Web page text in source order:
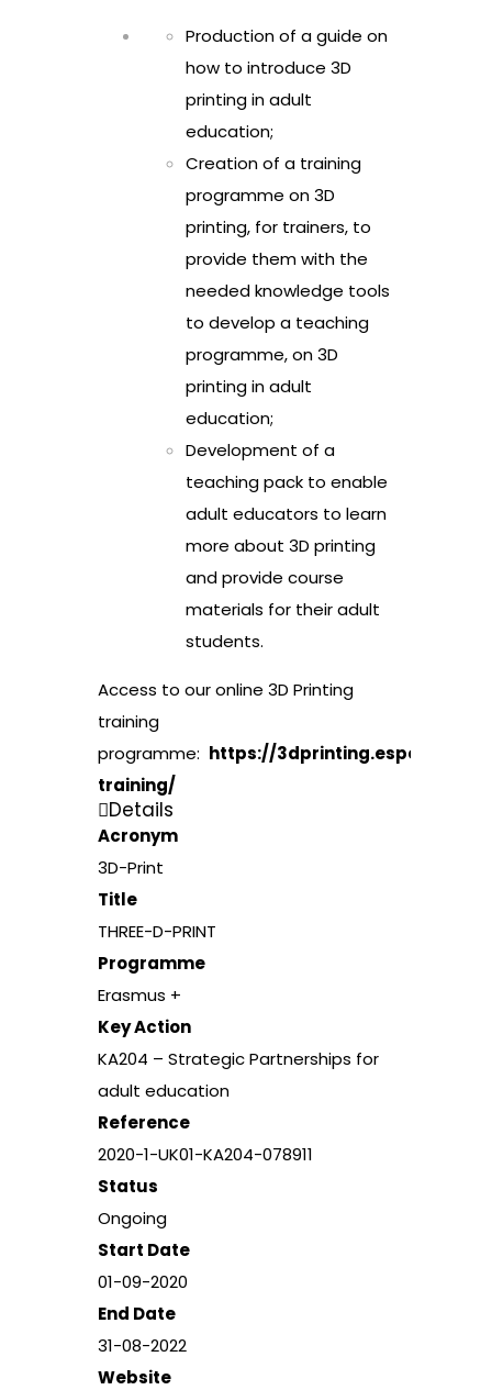
Production of a guide on
how to introduce 3D
printing in adult
education;
Creation of a training
programme on 3D
printing, for trainers, to
provide them with the
needed knowledge tools
to develop a teaching
programme, on 3D
printing in adult
education;
Development of a
teaching pack to enable
adult educators to learn
more about 3D printing
and provide course
materials for their adult
students.
Access to our online 3D Printing
training
programme: https://3dprinting.espe.pt/
training/
Details
Acronym
3D-Print
Title
THREE-D-PRINT
Programme
Erasmus +
Key Action
KA204 – Strategic Partnerships for
adult education
Reference
2020-1-UK01-KA204-078911
Status
Ongoing
Start Date
01-09-2020
End Date
31-08-2022
Website